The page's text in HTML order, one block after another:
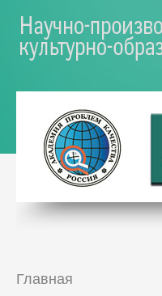
Перейти к основному содержанию
Главная